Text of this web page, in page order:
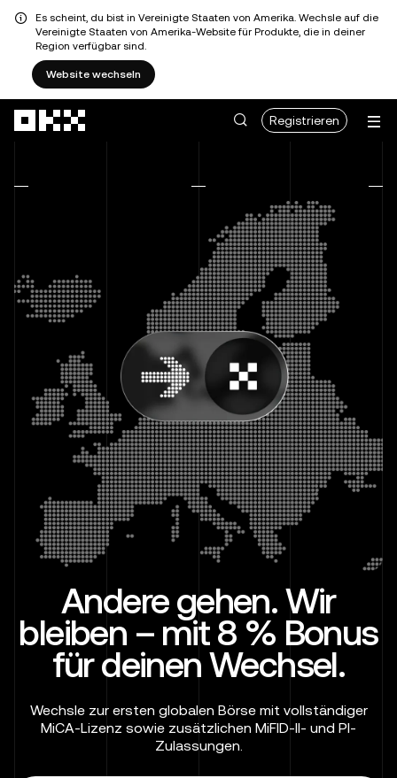
Es scheint, du bist in Vereinigte Staaten von Amerika. Wechsle auf die
Vereinigte Staaten von Amerika-Website für Produkte, die in deiner
Region verfügbar sind.
Website wechseln
Registrieren
Andere gehen. Wir
bleiben – mit 8 % Bonus
für deinen Wechsel.
Wechsle zur ersten globalen Börse mit vollständiger
MiCA-Lizenz sowie zusätzlichen MiFID-II- und PI-
Zulassungen.